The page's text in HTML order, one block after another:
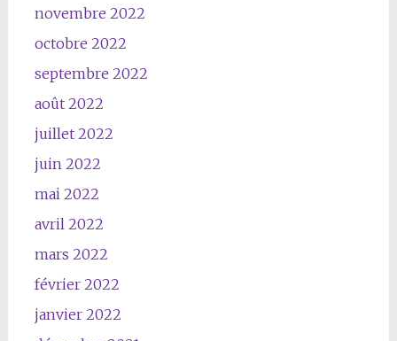
novembre 2022
octobre 2022
septembre 2022
août 2022
juillet 2022
juin 2022
mai 2022
avril 2022
mars 2022
février 2022
janvier 2022